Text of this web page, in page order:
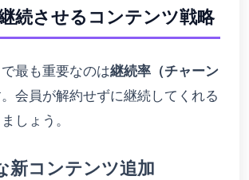
続させるコンテンツ戦略
最も重要なのは継続率（チャーン
会員が解約せずに継続してくれる
しょう。
新コンテンツ追加